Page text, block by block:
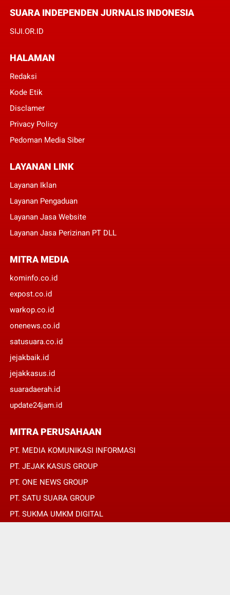
SUARA INDEPENDEN JURNALIS INDONESIA
SIJI.OR.ID
HALAMAN
Redaksi
Kode Etik
Disclamer
Privacy Policy
Pedoman Media Siber
LAYANAN LINK
Layanan Iklan
Layanan Pengaduan
Layanan Jasa Website
Layanan Jasa Perizinan PT DLL
MITRA MEDIA
kominfo.co.id
expost.co.id
warkop.co.id
onenews.co.id
satusuara.co.id
jejakbaik.id
jejakkasus.id
suaradaerah.id
update24jam.id
MITRA PERUSAHAAN
PT. MEDIA KOMUNIKASI INFORMASI
PT. JEJAK KASUS GROUP
PT. ONE NEWS GROUP
PT. SATU SUARA GROUP
PT. SUKMA UMKM DIGITAL